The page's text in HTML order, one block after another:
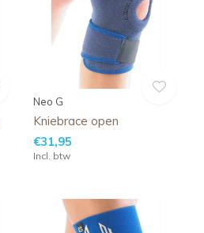
Neo G
Kniebrace open
€31,95
Incl. btw